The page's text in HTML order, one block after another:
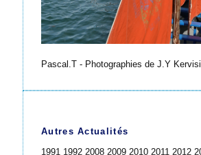
Pascal.T - Photographies de J.Y
Autres Actualités
1991 1992 2008 2009 2010 2011 2012